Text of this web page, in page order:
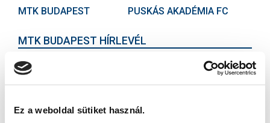
Ez a weboldal sütiket használ.
MTK BUDAPEST PUSKÁS AKADÉMIA FC
MTK BUDAPEST HÍRLEVÉL
Ne maradjon le egy eseményről sem! Iratkozzon fel ingyenes